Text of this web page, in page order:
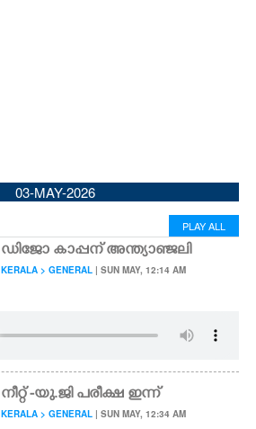
03-MAY-2026
PLAY ALL
ഡിജോ കാപ്പന് അന്ത്യാഞ്ജലി
KERALA > GENERAL | SUN MAY, 12:14 AM
നീറ്റ് -യു.ജി പരീക്ഷ ഇന്ന്
KERALA > GENERAL | SUN MAY, 12:34 AM